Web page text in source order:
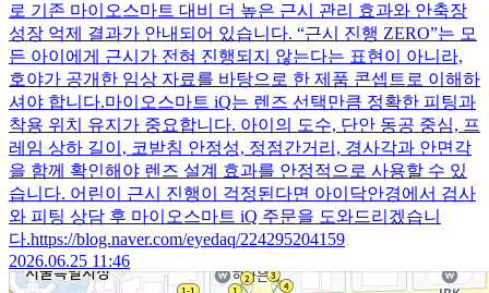
로 기존 마이오스마트 대비 더 높은 근시 관리 효과와 안축장
성장 억제 결과가 안내되어 있습니다. “근시 진행 ZERO”는 모
든 아이에게 근시가 전혀 진행되지 않는다는 표현이 아니라,
호야가 공개한 임상 자료를 바탕으로 한 제품 콘셉트로 이해하
셔야 합니다.​마이오스마트 iQ는 렌즈 선택만큼 정확한 피팅과
착용 위치 유지가 중요합니다. 아이의 도수, 단안 동공 중심, 프
레임 상하 길이, 코받침 안정성, 정점간거리, 경사각과 안면각
을 함께 확인해야 렌즈 설계 효과를 안정적으로 사용할 수 있
습니다. 어린이 근시 진행이 걱정된다면 아이닥안경에서 검사
와 피팅 상담 후 마이오스마트 iQ 주문을 도와드리겠습니
다.https://blog.naver.com/eyedaq/224295204159
2026.06.25 11:46